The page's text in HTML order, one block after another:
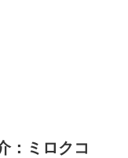
：ミロクコ